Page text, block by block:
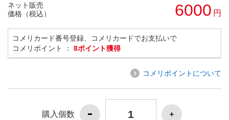
ネット販売
価格（税込）
6000 円
コメリカード番号登録、コメリカードでお支払いで
コメリポイント ： 8ポイント獲得
コメリポイントについて
購入個数